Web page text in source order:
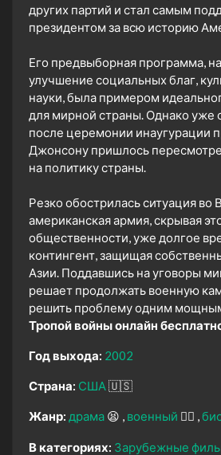
других партий и стал самым
президентом за всю историю
Его предвыборная программа,
улучшение социальных благ,
науки, была примером
для мирной страны. Однако уже
после церемонии инаугурации
Джонсону пришлось
на политику страны.
Резко обострилась ситуация во
американская армия, скрывая
общественности, уже долгое
контингент, защищая
Азии. Поддавшись на уговоры
решает продолжать военную
решить проблему одним
Тропой войны онлайн
Год выхода: 2002
Страна: США🇺🇸
Жанр: драма 😫 военный 👨‍✈️
В категориях: Зарубежные